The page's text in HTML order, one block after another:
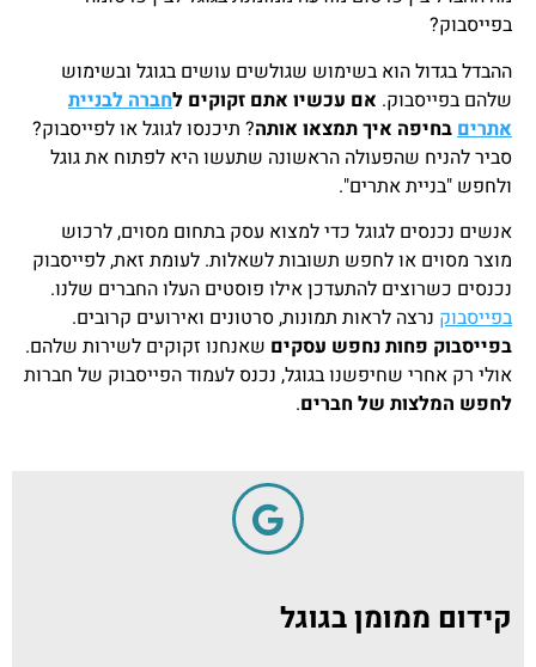
בפייסבוק?
ההבדל בגדול הוא בשימוש שגולשים עושים בגוגל ובשימוש
שלהם בפייסבוק. אם עכשיו אתם זקוקים לחברה לבניית
אתרים בחיפה איך תמצאו אותה? תיכנסו לגוגל או לפייסבוק?
סביר להניח שהפעולה הראשונה שתעשו היא לפתוח את גוגל
ולחפש "בניית אתרים".
אנשים נכנסים לגוגל כדי למצוא עסק בתחום מסוים, לרכוש
מוצר מסוים או לחפש תשובות לשאלות. לעומת זאת, לפייסבוק
נכנסים כשרוצים להתעדכן אילו פוסטים העלו החברים שלנו.
בפייסבוק נרצה לראות תמונות, סרטונים ואירועים קרובים.
בפייסבוק פחות נחפש עסקים שאנחנו זקוקים לשירות שלהם.
אולי רק אחרי שחיפשנו בגוגל, נכנס לעמוד הפייסבוק של חברות
לחפש המלצות של חברים.
קידום ממומן בגוגל